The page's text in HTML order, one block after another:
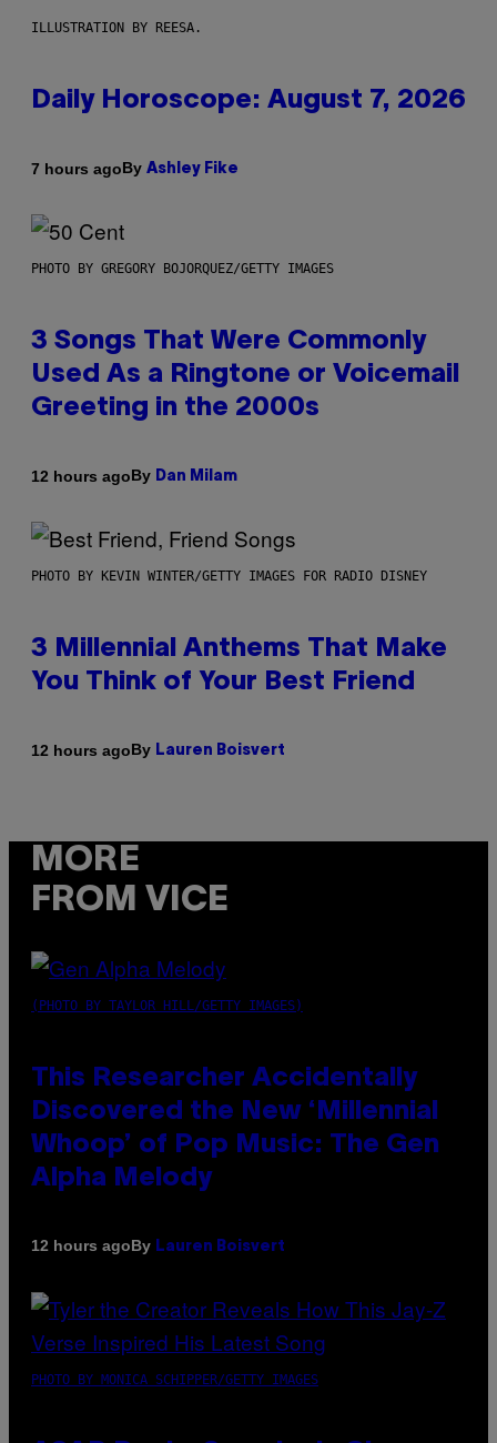
ILLUSTRATION BY REESA.
Daily Horoscope: August 7, 2026
7 hours agoBy Ashley Fike
PHOTO BY GREGORY BOJORQUEZ/GETTY IMAGES
3 Songs That Were Commonly
Used As a Ringtone or Voicemail
Greeting in the 2000s
12 hours agoBy Dan Milam
PHOTO BY KEVIN WINTER/GETTY IMAGES FOR RADIO DISNEY
3 Millennial Anthems That Make
You Think of Your Best Friend
12 hours agoBy Lauren Boisvert
MORE
FROM VICE
(PHOTO BY TAYLOR HILL/GETTY IMAGES)
This Researcher Accidentally
Discovered the New ‘Millennial
Whoop’ of Pop Music: The Gen
Alpha Melody
12 hours agoBy Lauren Boisvert
PHOTO BY MONICA SCHIPPER/GETTY IMAGES